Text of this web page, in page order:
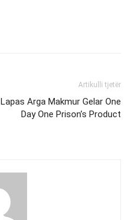
Artikulli tjetër
Lapas Arga Makmur Gelar One
Day One Prison’s Product